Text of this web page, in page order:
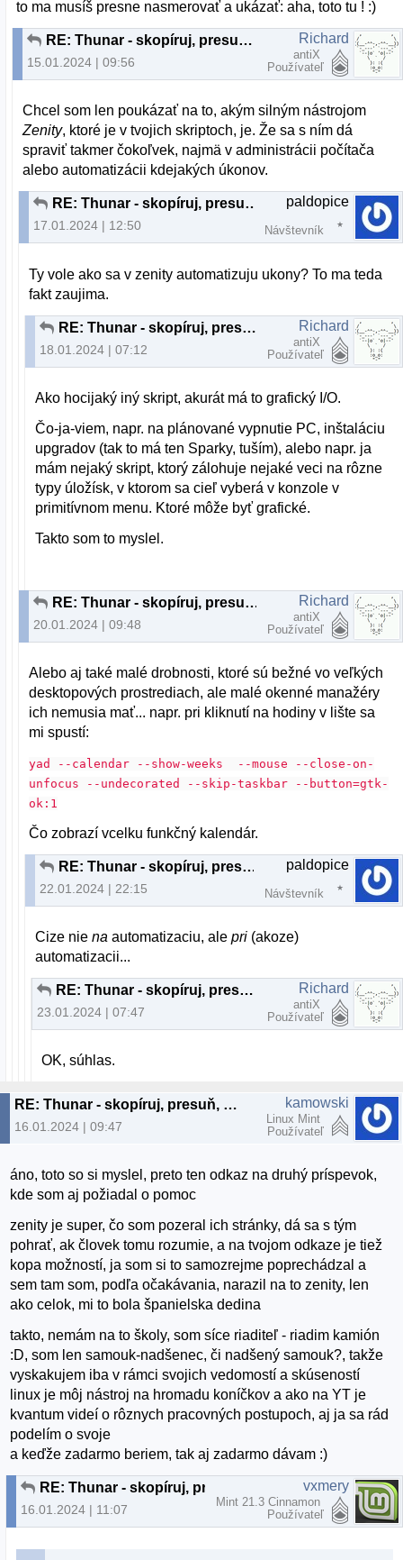
to ma musíš presne nasmerovať a ukázať: aha, toto tu ! :)
RE: Thunar - skopíruj, presuň, vyprázdni adresár
15.01.2024 | 09:56
Richard
antiX
Používateľ
Chcel som len poukázať na to, akým silným nástrojom
Zenity, ktoré je v tvojich skriptoch, je. Že sa s ním dá
spraviť takmer čokoľvek, najmä v administrácii počítača
alebo automatizácii kdejakých úkonov.
RE: Thunar - skopíruj, presuň, vyprázdni adresár
17.01.2024 | 12:50
paldopice
Návštevník
Ty vole ako sa v zenity automatizuju ukony? To ma teda
fakt zaujima.
RE: Thunar - skopíruj, presuň, vyprázdni adresár
18.01.2024 | 07:12
Richard
antiX
Používateľ
Ako hocijaký iný skript, akurát má to grafický I/O.
Čo-ja-viem, napr. na plánované vypnutie PC, inštaláciu
upgradov (tak to má ten Sparky, tuším), alebo napr. ja
mám nejaký skript, ktorý zálohuje nejaké veci na rôzne
typy úložísk, v ktorom sa cieľ vyberá v konzole v
primitívnom menu. Ktoré môže byť grafické.
Takto som to myslel.
RE: Thunar - skopíruj, presuň, vyprázdni adresár
20.01.2024 | 09:48
Richard
antiX
Používateľ
Alebo aj také malé drobnosti, ktoré sú bežné vo veľkých
desktopových prostrediach, ale malé okenné manažéry
ich nemusia mať... napr. pri kliknutí na hodiny v lište sa
mi spustí:
yad --calendar --show-weeks --mouse --close-on-
unfocus --undecorated --skip-taskbar --button=gtk-
ok:1
Čo zobrazí vcelku funkčný kalendár.
RE: Thunar - skopíruj, presuň, vyprázdni adresár
22.01.2024 | 22:15
paldopice
Návštevník
Cize niena automatizaciu, alepri (akoze)
automatizacii...
RE: Thunar - skopíruj, presuň, vyprázdni adresár
23.01.2024 | 07:47
Richard
antiX
Používateľ
OK, súhlas.
RE: Thunar - skopíruj, presuň, vyprázdni adresár
16.01.2024 | 09:47
kamowski
Linux Mint
Používateľ
áno, toto so si myslel, preto ten odkaz na druhý príspevok,
kde som aj požiadal o pomoc
zenity je super, čo som pozeral ich stránky, dá sa s tým
pohrať, ak človek tomu rozumie, a na tvojom odkaze je tiež
kopa možností, ja som si to samozrejme poprechádzal a
sem tam som, podľa očakávania, narazil na to zenity, len
ako celok, mi to bola španielska dedina
takto, nemám na to školy, som síce riaditeľ - riadim kamión
:D, som len samouk-nadšenec, či nadšený samouk?, takže
vyskakujem iba v rámci svojich vedomostí a skúseností
linux je môj nástroj na hromadu koníčkov a ako na YT je
kvantum videí o rôznych pracovných postupoch, aj ja sa rád
podelím o svoje
a keďže zadarmo beriem, tak aj zadarmo dávam :)
16.01.2024 | 11:07
vxmery
Mint 21.3 Cinnamon
Používateľ